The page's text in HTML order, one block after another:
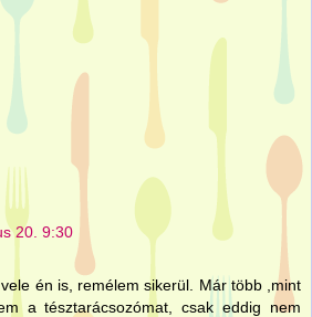
20. 9:30
én is, remélem sikerül. Már több ,mint
a tésztarácsozómat, csak eddig nem